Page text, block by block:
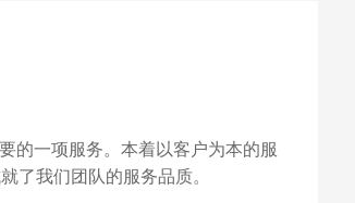
的一项服务。本着以客户为本的服
了我们团队的服务品质。